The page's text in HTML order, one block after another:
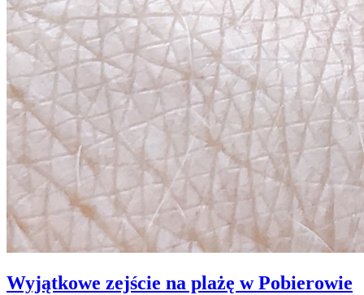
Wyjątkowe zejście na plażę w Pobierowie